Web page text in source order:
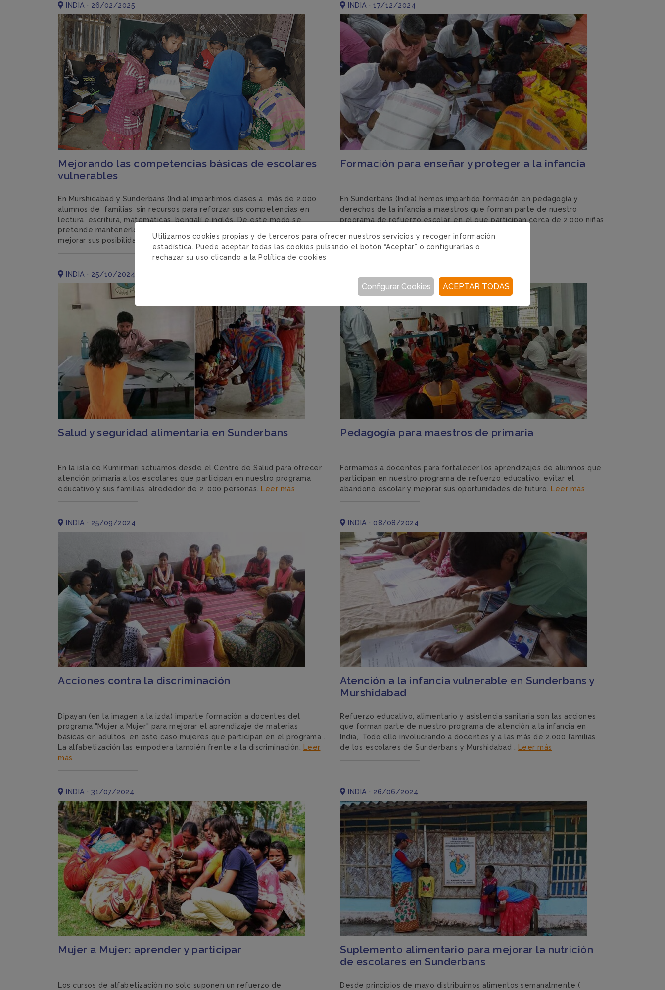
INDIA · 26/02/2025
Mejorando las competencias básicas de escolares
vulnerables
En Murshidabad y Sunderbans (India) impartimos clases a más de 2.000
alumnos de familias sin recursos para reforzar sus competencias en
lectura, escritura, matemáticas, bengalí e inglés. De este modo se
pretende mantenerlos vinculados a la escuela más tiempo y , a la vez,
mejorar sus posibilidades de continuar estudiando.Leer más
INDIA · 17/12/2024
Formación para enseñar y proteger a la infancia
En Sunderbans (India) hemos impartido formación en pedagogía y
derechos de la infancia a maestros que forman parte de nuestro
programa de refuerzo escolar, en el que participan cerca de 2.000 niñas
INDIA · 25/10/2024
Salud y seguridad alimentaria en Sunderbans
En la isla de Kumirmari actuamos desde el Centro de Salud para ofrecer
atención primaria a los escolares que participan en nuestro programa
educativo y sus familias, alrededor de 2. 000 personas. Leer más
Pedagogía para maestros de primaria
Formamos a docentes para fortalecer los aprendizajes de alumnos que
participan en nuestro programa de refuerzo educativo, evitar el
abandono escolar y mejorar sus oportunidades de futuro. Leer más
INDIA · 25/09/2024
Acciones contra la discriminación
Dipayan (en la imagen a la izda) imparte formación a docentes del
programa "Mujer a Mujer" para mejorar el aprendizaje de materias
básicas en adultos, en este caso mujeres que participan en el programa .
La alfabetización las empodera también frente a la discriminación. Leer
más
INDIA · 08/08/2024
Atención a la infancia vulnerable en Sunderbans y
Murshidabad
Refuerzo educativo, alimentario y asistencia sanitaria son las acciones
que forman parte de nuestro programa de atención a la infancia en
India,. Todo ello involucrando a docentes y a las más de 2.000 familias
de los escolares de Sunderbans y Murshidabad . Leer más
INDIA · 31/07/2024
Mujer a Mujer: aprender y participar
Los cursos de alfabetización no solo suponen un refuerzo de
INDIA · 26/06/2024
Suplemento alimentario para mejorar la nutrición
de escolares en Sunderbans
Desde principios de mayo distribuimos alimentos semanalmente (
Utilizamos cookies propias y de terceros para ofrecer nuestros servicios y recoger información
estadística. Puede aceptar todas las cookies pulsando el botón “Aceptar” o configurarlas o
rechazar su uso clicando a la Política de cookies
ACEPTAR TODAS
Configurar Cookies